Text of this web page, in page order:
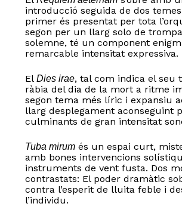
No hi ha productes
Go to shop
introducció seguida de dos
primer és presentat per tota
segon per un llarg solo de
solemne, té un component
remarcable intensitat expressiva.
El Dies irae, tal com indica el seu
ràbia del dia de la mort a ritme
segon tema més líric i expansiu
llarg desplegament aconseguint
culminants de gran intensitat
Tuba mirumés un espai curt,
amb bones intervencions
instruments de vent fusta. Dos
contrastats: El poder dramàtic
contra l’esperit de lluita feble i
l’individu.